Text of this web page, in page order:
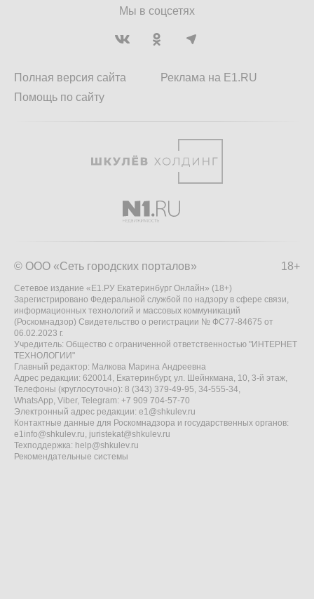
Мы в соцсетях
Полная версия сайта
Помощь по сайту
Реклама на E1.RU
18+
© ООО «Сеть городских порталов»
Сетевое издание «Е1.РУ Екатеринбург Онлайн» (18+)
Зарегистрировано Федеральной службой по надзору в сфере связи,
информационных технологий и массовых коммуникаций
(Роскомнадзор) Свидетельство о регистрации № ФС77-84675 от
06.02.2023 г.
Учредитель: Общество с ограниченной ответственностью "ИНТЕРНЕТ
ТЕХНОЛОГИИ"
Главный редактор: Малкова Марина Андреевна
Адрес редакции: 620014, Екатеринбург, ул. Шейнкмана, 10, 3-й этаж,
Телефоны (круглосуточно): 8 (343) 379-49-95, 34-555-34,
WhatsApp, Viber, Telegram: +7 909 704-57-70
Электронный адрес редакции: e1@shkulev.ru
Контактные данные для Роскомнадзора и государственных органов:
e1info@shkulev.ru, juristekat@shkulev.ru
Техподдержка: help@shkulev.ru
Рекомендательные системы